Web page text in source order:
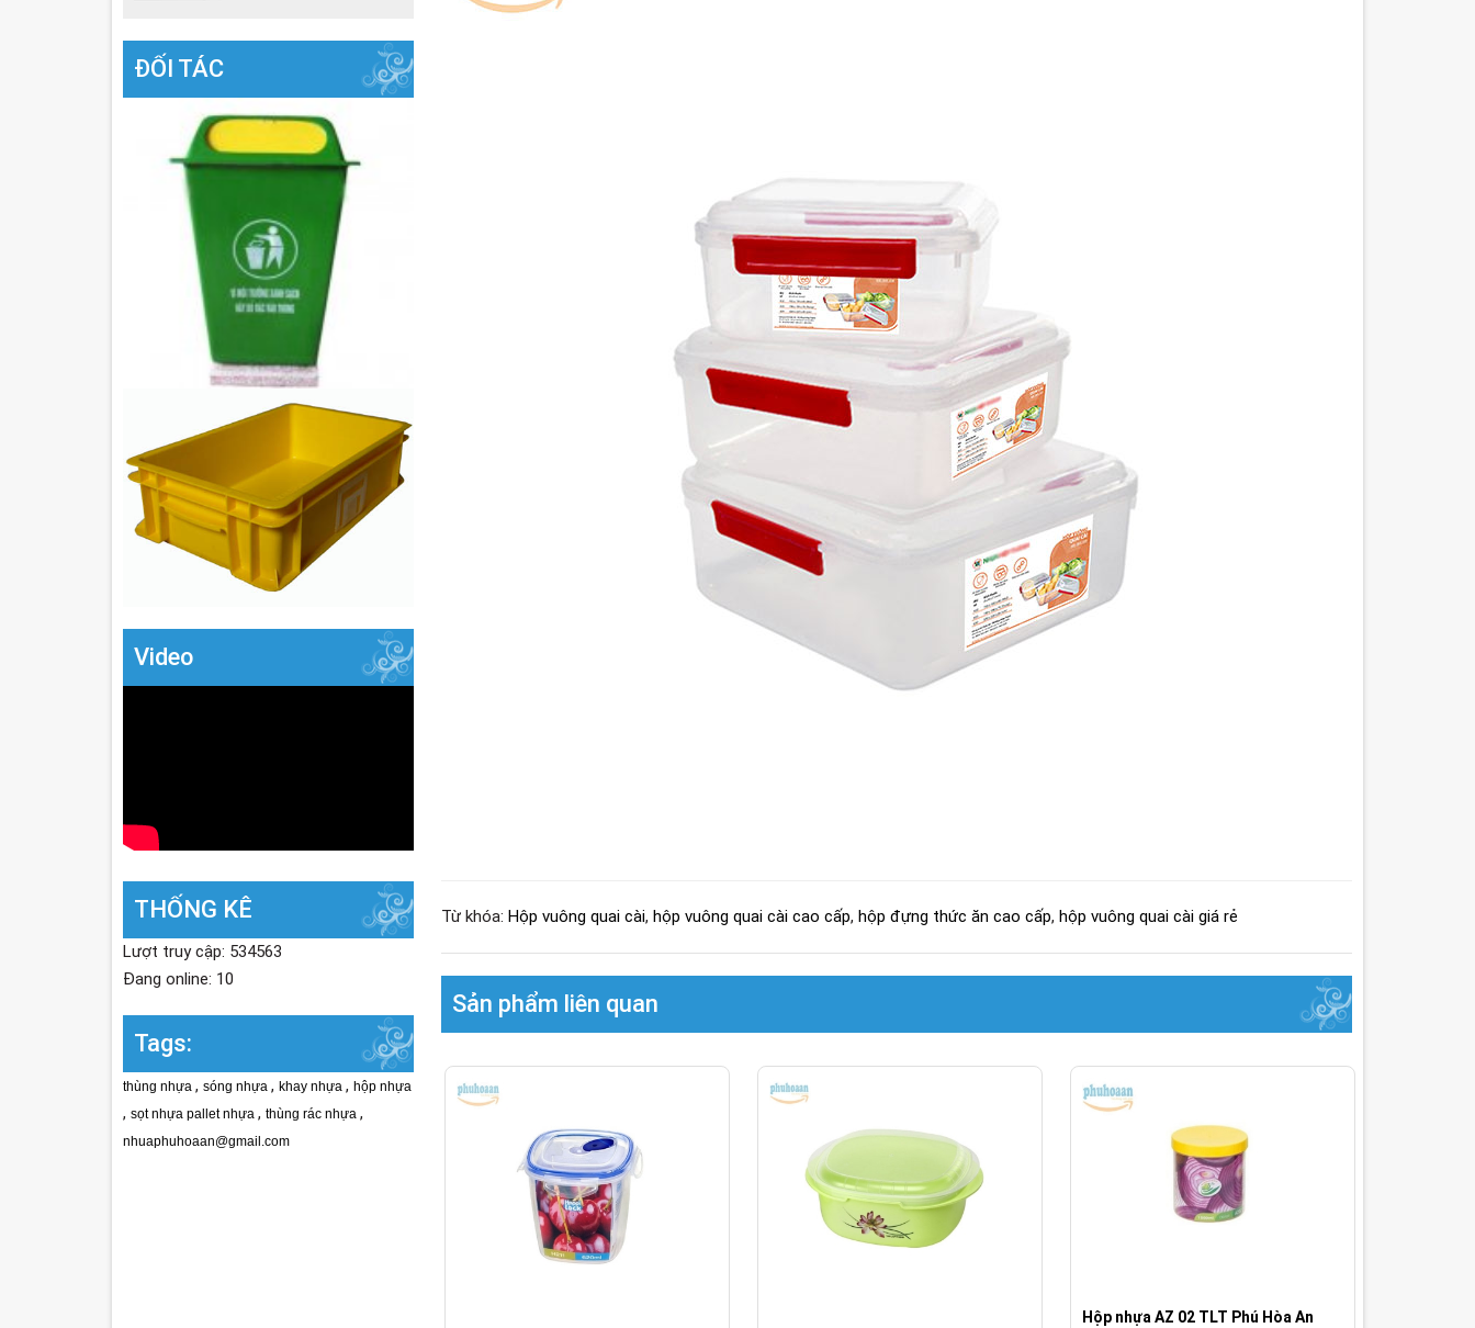
Từ khóa: Hộp vuông quai cài, hộp vuông quai cài cao cấp, hộp đựng thức ăn cao cấp, hộp vuông quai cài giá rẻ
Sản phẩm liên quan
Hộp nhựa AZ 02 TLT Phú Hòa An
ĐỐI TÁC
Video
THỐNG KÊ
Lượt truy cập: 534563
Đang online: 10
Tags:
thùng nhựa , sóng nhựa , khay nhựa , hộp nhựa
, sọt nhựa pallet nhựa , thùng rác nhựa ,
nhuaphuhoaan@gmail.com